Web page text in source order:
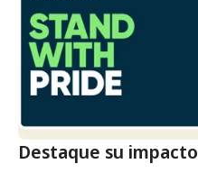
Destaque su impacto